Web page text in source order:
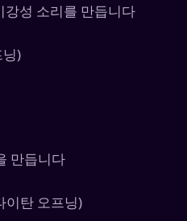
성 소리를 만듭니다
)
만듭니다
이탄 오프닝)